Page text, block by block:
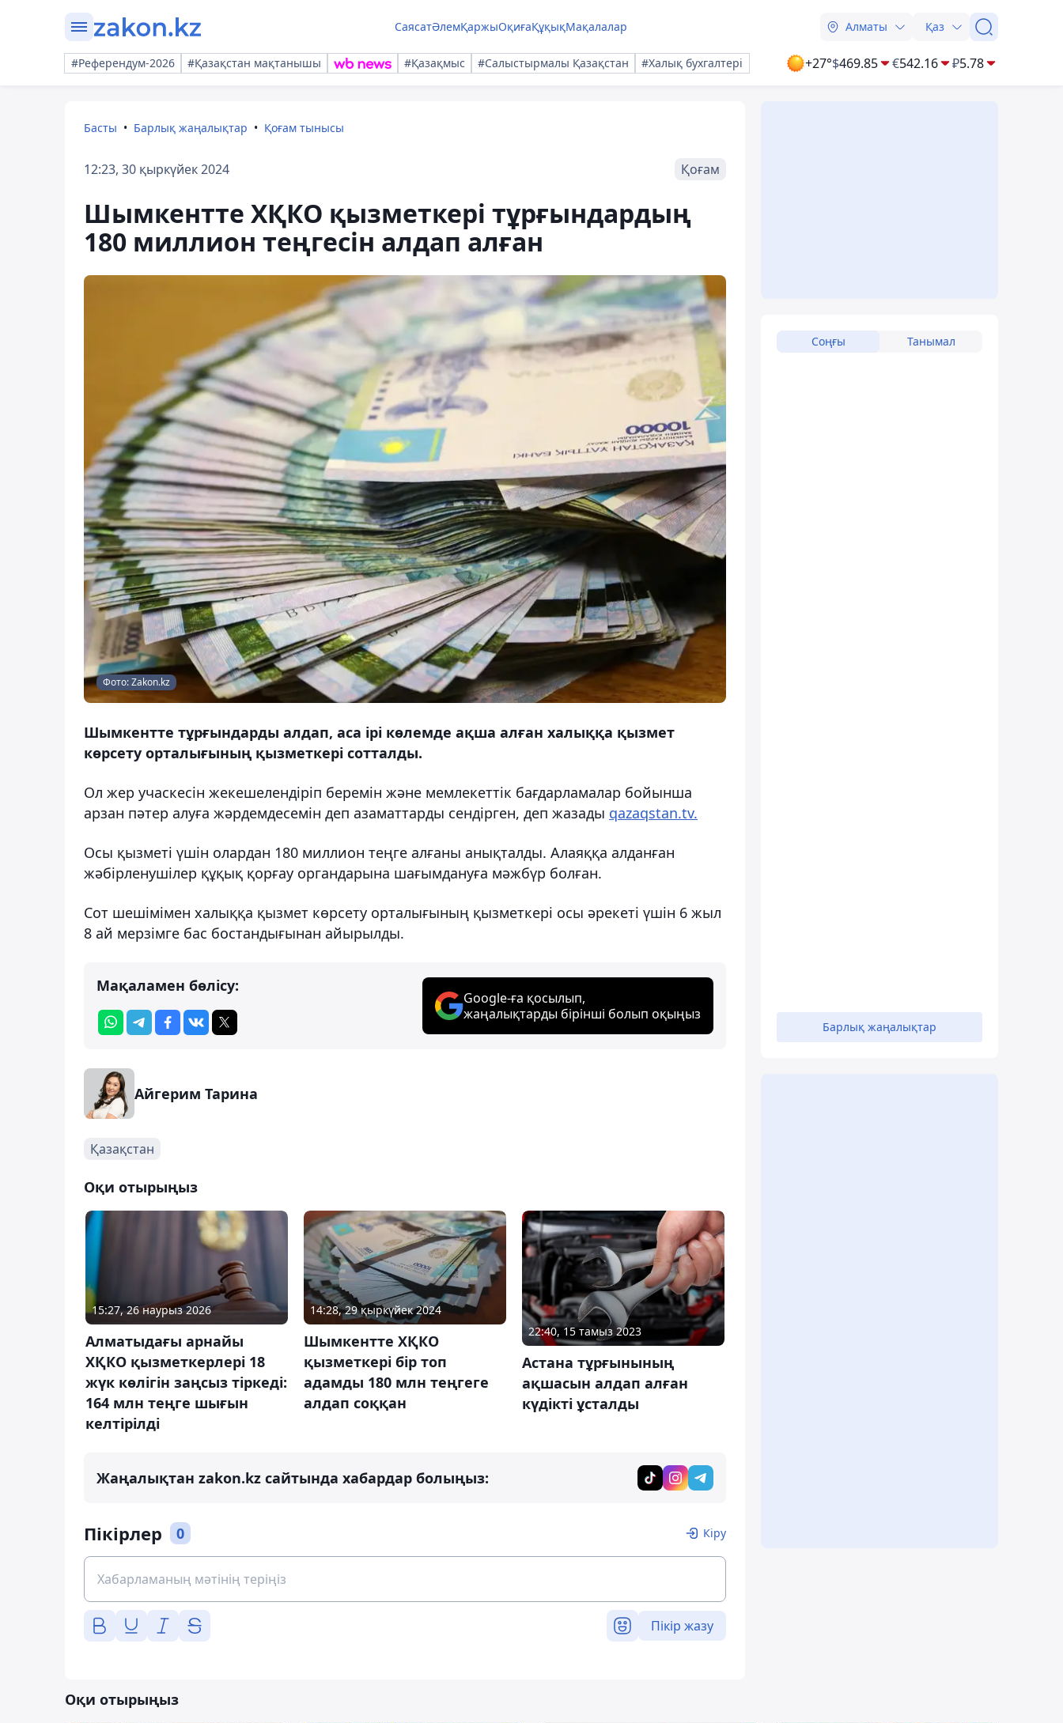
СаясатӘлемҚаржыОқиғаҚұқықМақалалар Алматы Қаз
#Референдум-2026 #Қазақстан мақтанышы #Қазақмыс #Салыстырмалы Қазақстан #Халық бухгалтері +27°$469.85 €542.16 ₽5.78
Басты Барлық жаңалықтар Қоғам тынысы
12:23, 30 қыркүйек 2024 Қоғам
Шымкентте ХҚКО қызметкері тұрғындардың
180 миллион теңгесін алдап алған
Фото: Zakon.kz
Шымкентте тұрғындарды алдап, аса ірі көлемде ақша алған халыққа қызмет
көрсету орталығының қызметкері сотталды.
Ол жер учаскесін жекешелендіріп беремін және мемлекеттік бағдарламалар бойынша
арзан пәтер алуға жәрдемдесемін деп азаматтарды сендірген, деп жазады qazaqstan.tv.
Осы қызметі үшін олардан 180 миллион теңге алғаны анықталды. Алаяққа алданған
жәбірленушілер құқық қорғау органдарына шағымдануға мәжбүр болған.
Сот шешімімен халыққа қызмет көрсету орталығының қызметкері осы әрекеті үшін 6 жыл
8 ай мерзімге бас бостандығынан айырылды.
Мақаламен бөлісу:
Google-ға қосылып,
жаңалықтарды бірінші болып оқыңыз
Айгерим Тарина
Қазақстан
Оқи отырыңыз
15:27, 26 наурыз 2026
Алматыдағы арнайы
ХҚКО қызметкерлері 18
жүк көлігін заңсыз тіркеді:
164 млн теңге шығын
келтірілді
14:28, 29 қыркүйек 2024
Шымкентте ХҚКО
қызметкері бір топ
адамды 180 млн теңгеге
алдап соққан
22:40, 15 тамыз 2023
Астана тұрғынының
ақшасын алдап алған
күдікті ұсталды
Жаңалықтан zakon.kz сайтында хабардар болыңыз:
Пікірлер 0 Кіру
Пікір жазу
Соңғы Танымал
Барлық жаңалықтар
Оқи отырыңыз